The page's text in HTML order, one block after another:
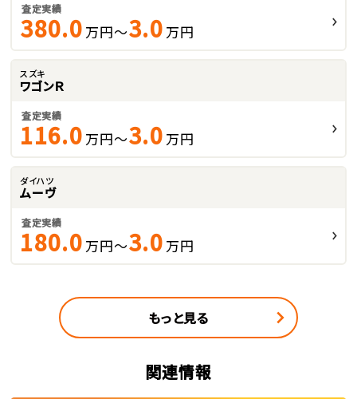
査定実績
380.0 万円～3.0 万円
スズキ
ワゴンＲ
査定実績
116.0 万円～3.0 万円
ダイハツ
ムーヴ
査定実績
180.0 万円～3.0 万円
もっと見る
関連情報